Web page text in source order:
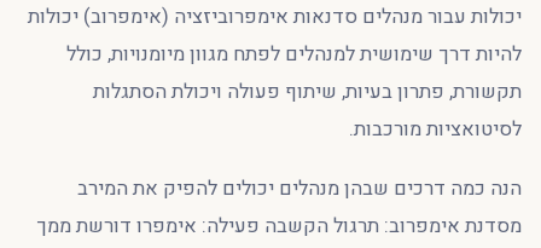
יכולות עבור מנהלים סדנאות אימפרוביזציה (אימפרוב) יכולות
להיות דרך שימושית למנהלים לפתח מגוון מיומנויות, כולל
תקשורת, פתרון בעיות, שיתוף פעולה ויכולת הסתגלות
לסיטואציות מורכבות.
הנה כמה דרכים שבהן מנהלים יכולים להפיק את המירב
מסדנת אימפרוב: תרגול הקשבה פעילה: אימפרו דורשת ממך